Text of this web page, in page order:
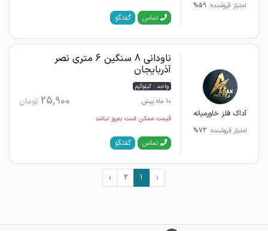
امتیاز فروشنده: 59%
تماس گفتگو
آداک فلز خاورمیانه
امتیاز فروشنده: 72%
ناودانی 8 سنگین 6 متری نصر
آذربایجان
واحد : کیلوگرم
10 ماه پیش
25,900 تومان
قیمت ممکن است به‌روز نباشد
تماس گفتگو
‹
1
2
›